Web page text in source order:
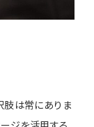
肢は常にありま